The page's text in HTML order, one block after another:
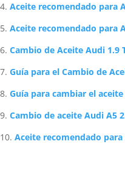
Aceite recomendado para
Aceite recomendado para
Cambio de Aceite Audi 1.9
Guía para el Cambio de
Guía para cambiar el
Cambio de aceite Audi A5
Aceite recomendado para